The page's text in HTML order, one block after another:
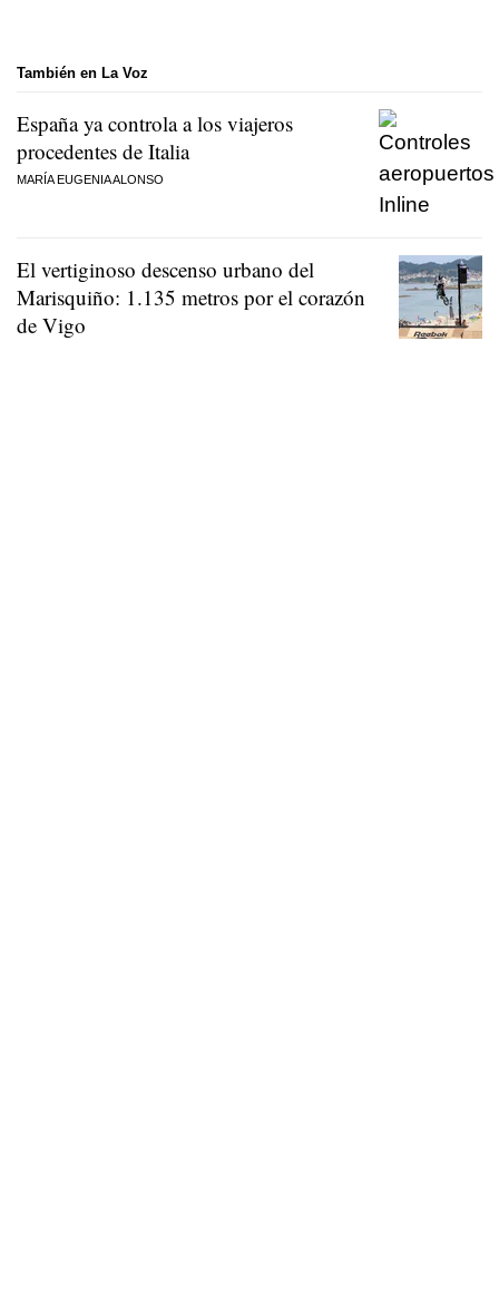
También en La Voz
España ya controla a los viajeros
procedentes de Italia
MARÍA EUGENIA ALONSO
El vertiginoso descenso urbano del
Marisquiño: 1.135 metros por el corazón
de Vigo